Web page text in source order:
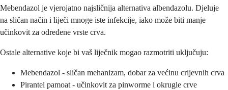
Mebendazol je vjerojatno najsličnija alternativa albendazolu. Djeluje
na sličan način i liječi mnoge iste infekcije, iako može biti manje
učinkovit za određene vrste crva.
Ostale alternative koje bi vaš liječnik mogao razmotriti uključuju:
Mebendazol - sličan mehanizam, dobar za većinu crijevnih crva
Pirantel pamoat - učinkovit za pinworme i okrugle crve